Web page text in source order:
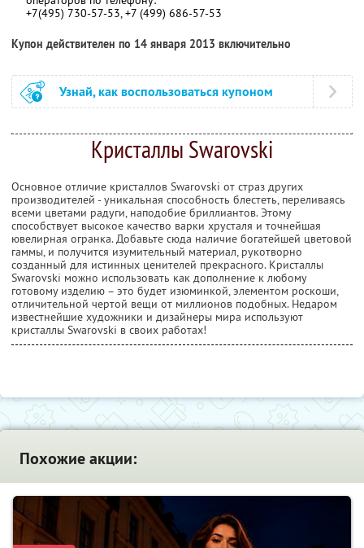
+7(495) 730-57-53, +7 (499) 686-57-53
Купон действителен по 14 января 2013 включительно
Узнай, как воспользоваться купоном
Кристаллы Swarovski
Основное отличие кристаллов Swarovski от страз других
производителей - уникальная способность блестеть, переливаясь
всеми цветами радуги, наподобие бриллиантов. Этому
способствует высокое качество варки хрусталя и точнейшая
ювелирная огранка. Добавьте сюда наличие богатейшей цветовой
гаммы, и получится изумительный материал, рукотворно
созданный для истинных ценителей прекрасного. Кристаллы
Swarovski можно использовать как дополнение к любому
готовому изделию – это будет изюминкой, элементом роскоши,
отличительной чертой вещи от миллионов подобных. Недаром
известнейшие художники и дизайнеры мира используют
кристаллы Swarovski в своих работах!
Похожие акции: